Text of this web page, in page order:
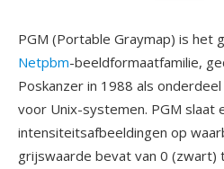
PGM (Portable Graymap) is het
Netpbm-beeldformaatfamilie,
Poskanzer in 1988 als
voor Unix-systemen. PGM slaat
intensiteitsafbeeldingen op
grijswaarde bevat van 0